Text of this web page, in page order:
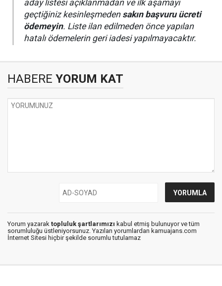
aday listesi açıklanmadan ve ilk aşamayı
geçtiğiniz kesinleşmeden sakın başvuru ücreti
ödemeyin. Liste ilan edilmeden önce yapılan
hatalı ödemelerin geri iadesi yapılmayacaktır.
HABERE YORUM KAT
Yorum yazarak topluluk şartlarımızı kabul etmiş bulunuyor ve tüm
sorumluluğu üstleniyorsunuz. Yazılan yorumlardan kamuajans.com
İnternet Sitesi hiçbir şekilde sorumlu tutulamaz